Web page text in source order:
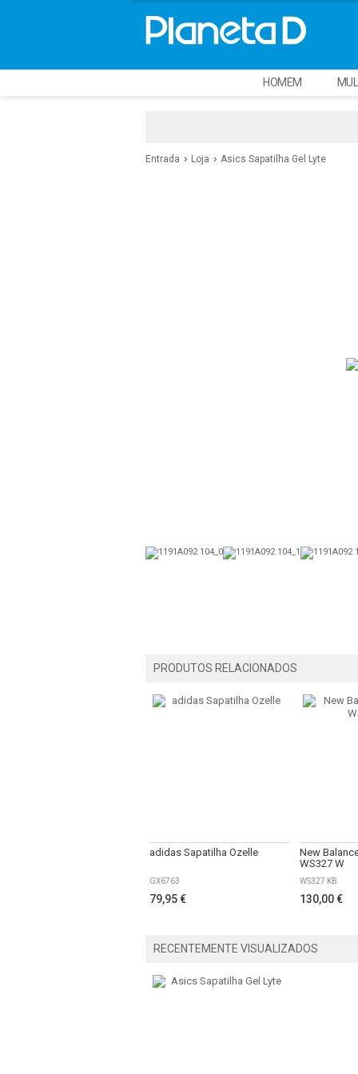
HOMEM
Entrada Loja Asics Sapatilha Gel Lyte
PRODUTOS RELACIONADOS
adidas Sapatilha Ozelle
GX6763
79,95 €
New
WS327 W
WS327 KB
130,00 €
RECENTEMENTE VISUALIZADOS